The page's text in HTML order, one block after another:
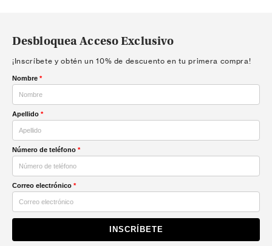
Desbloquea Acceso Exclusivo
¡Inscríbete y obtén un 10% de descuento en tu primera compra!
Nombre *
Apellido *
Número de teléfono *
Correo electrónico *
INSCRÍBETE